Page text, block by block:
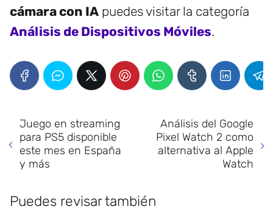
cámara con IA puedes visitar la categoría
Análisis de Dispositivos Móviles.
Juego en streaming
para PS5 disponible
este mes en España
y más
Análisis del Google
Pixel Watch 2 como
alternativa al Apple
Watch
Puedes revisar también